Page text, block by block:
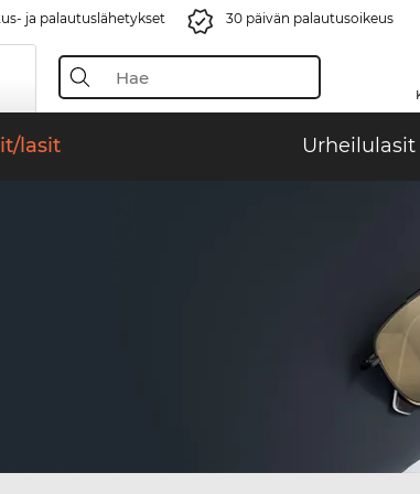
ja palautuslähetykset 30 päivän palautusoikeus
lasit Urheilulasit